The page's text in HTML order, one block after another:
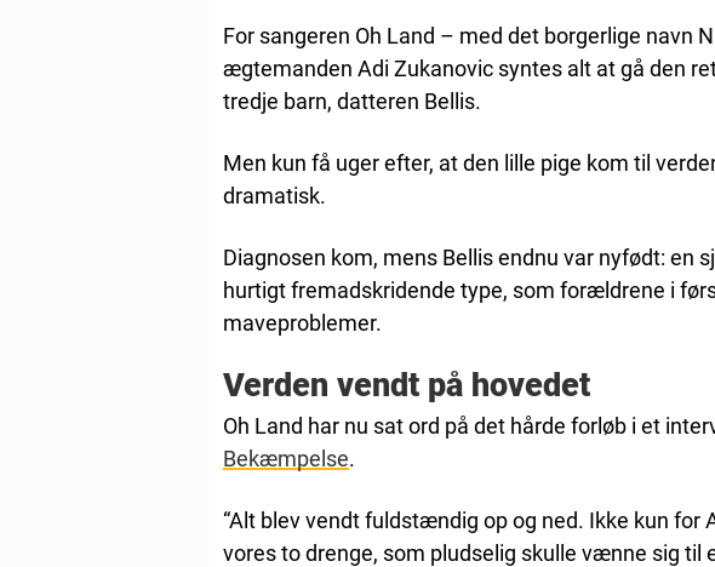
For sangeren Oh Land – med det borgerlige navn
ægtemanden Adi Zukanovic syntes alt at gå den
tredje barn, datteren Bellis.
Men kun få uger efter, at den lille pige kom til
dramatisk.
Diagnosen kom, mens Bellis endnu var nyfødt:
hurtigt fremadskridende type, som forældrene i
maveproblemer.
Verden vendt på hovedet
Oh Land har nu sat ord på det hårde forløb i et
Bekæmpelse.
“Alt blev vendt fuldstændig op og ned. Ikke kun for
vores to drenge, som pludselig skulle vænne sig til